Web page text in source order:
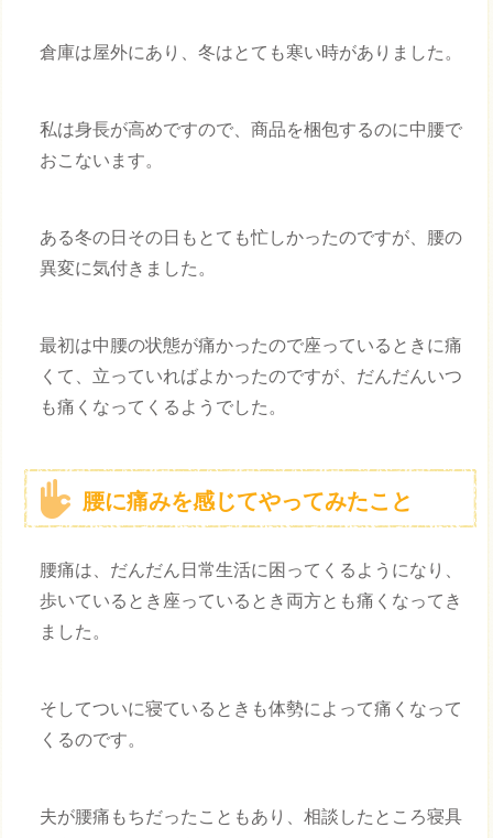
倉庫は屋外にあり、冬はとても寒い時がありました。
私は身長が高めですので、商品を梱包するのに中腰で
おこないます。
ある冬の日その日もとても忙しかったのですが、腰の
異変に気付きました。
最初は中腰の状態が痛かったので座っているときに痛
くて、立っていればよかったのですが、だんだんいつ
も痛くなってくるようでした。
腰に痛みを感じてやってみたこと
腰痛は、だんだん日常生活に困ってくるようになり、
歩いているとき座っているとき両方とも痛くなってき
ました。
そしてついに寝ているときも体勢によって痛くなって
くるのです。
夫が腰痛もちだったこともあり、相談したところ寝具